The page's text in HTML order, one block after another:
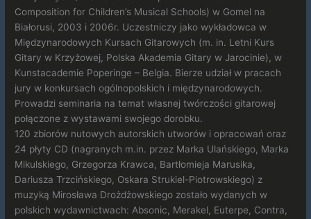
Composition for Children’s Musical Schools) w Gomel na
Białorusi, 2003 i 2006r. Uczestniczy jako wykładowca w
Międzynarodowych Kursach Gitarowych (m. in. Letni Kurs
Gitary w Krzyżowej, Polska Akademia Gitary w Jarocinie), w
Kunstacademie Poperinge – Belgia. Bierze udział w pracach
jury w konkursach ogólnopolskich i międzynarodowych.
Prowadzi seminaria na temat własnej twórczości gitarowej
połączone z wystawami swojego dorobku.
120 zbiorów nutowych autorskich utworów i opracowań oraz
24 płyty CD (nagranych m.in. przez Marka Ulańskiego, Marka
Mikulskiego, Grzegorza Krawca, Bartłomieja Marusika,
Dariusza Trzcińskiego, Oskara Strukiel-Piotrowskiego) z
muzyką Mirosława Drożdżowskiego zostało wydanych w
polskich wydawnictwach: Absonic, Merakel, Euterpe, Contra,